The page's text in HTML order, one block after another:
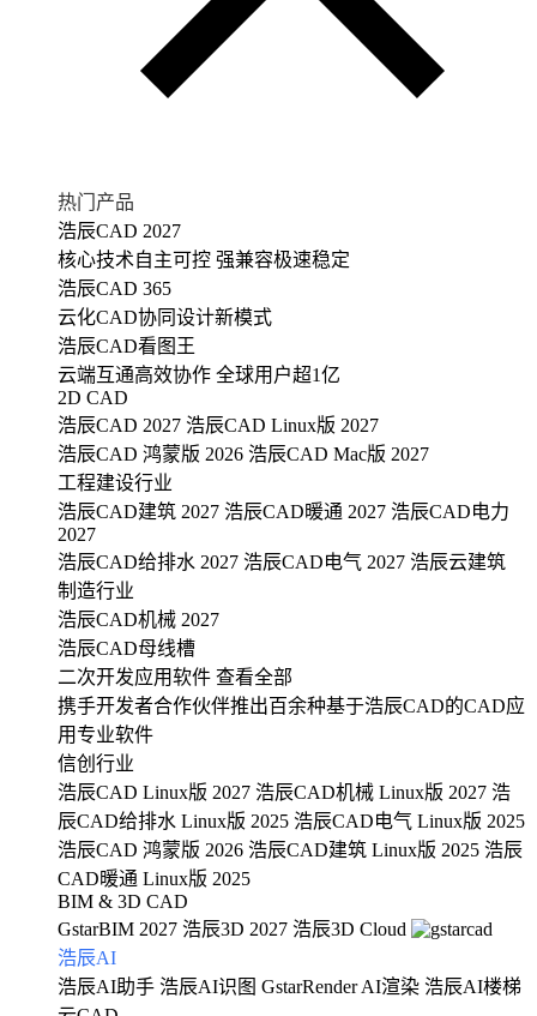
热门产品
浩辰CAD 2027
核心技术自主可控 强兼容极速稳定
浩辰CAD 365
云化CAD协同设计新模式
浩辰CAD看图王
云端互通高效协作 全球用户超1亿
2D CAD
浩辰CAD 2027 浩辰CAD Linux版 2027
浩辰CAD 鸿蒙版 2026 浩辰CAD Mac版 2027
工程建设行业
浩辰CAD建筑 2027 浩辰CAD暖通 2027 浩辰CAD电力
2027
浩辰CAD给排水 2027 浩辰CAD电气 2027 浩辰云建筑
制造行业
浩辰CAD机械 2027
浩辰CAD母线槽
二次开发应用软件 查看全部
携手开发者合作伙伴推出百余种基于浩辰CAD的CAD应
用专业软件
信创行业
浩辰CAD Linux版 2027 浩辰CAD机械 Linux版 2027 浩
辰CAD给排水 Linux版 2025 浩辰CAD电气 Linux版 2025
浩辰CAD 鸿蒙版 2026 浩辰CAD建筑 Linux版 2025 浩辰
CAD暖通 Linux版 2025
BIM & 3D CAD
GstarBIM 2027 浩辰3D 2027 浩辰3D Cloud
浩辰AI
浩辰AI助手 浩辰AI识图 GstarRender AI渲染 浩辰AI楼梯